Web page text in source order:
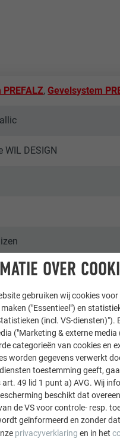
,Gevelsystem
WIL DESIGN
&
Huthmacher
OVER
gebruiken wij cookies
("Essentieel") en
(incl. VS-
("Marketing & externe
categorieën van cookies en
worden gegevens verwerkt
toestemming geeft,
art. 49 lid 1 punt a) AVG. Wij
beschikt dat
de VS voor controle- resp.
geïnformeerd en zonder
privacyverklaring en in het